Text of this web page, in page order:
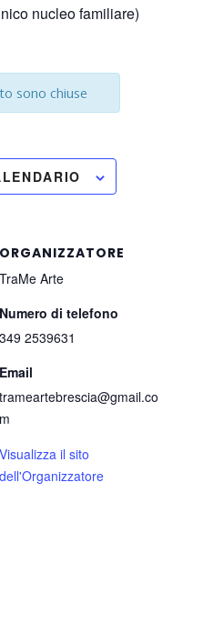
nucleo familiare)
sono chiuse
ORGANIZZATORE
TraMe Arte
Numero di telefono
349 2539631
Email
trameartebrescia@gmail.co
m
Visualizza il sito
dell'Organizzatore